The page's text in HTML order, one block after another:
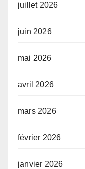
juillet 2026
juin 2026
mai 2026
avril 2026
mars 2026
février 2026
janvier 2026